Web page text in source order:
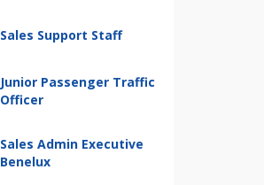
Sales Support Staff
Junior Passenger Traffic
Officer
Sales Admin Executive
Benelux